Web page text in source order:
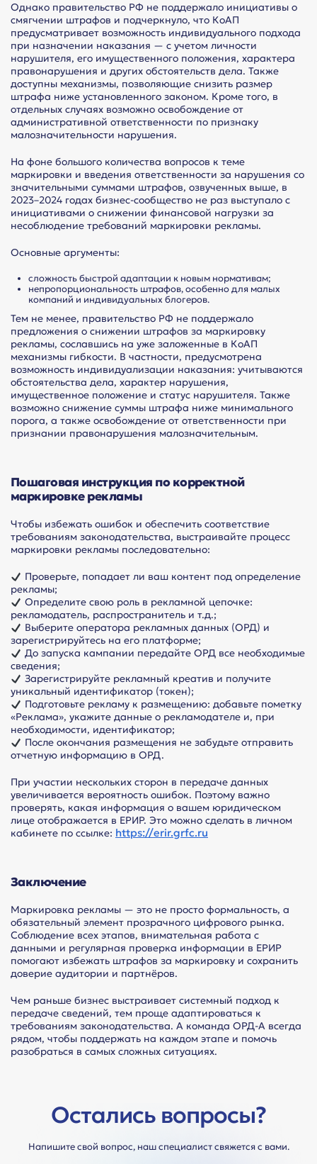
Однако правительство РФ не поддержало инициативы о
смягчении штрафов и подчеркнуло, что КоАП
предусматривает возможность индивидуального подхода
при назначении наказания — с учетом личности
нарушителя, его имущественного положения, характера
правонарушения и других обстоятельств дела. Также
доступны механизмы, позволяющие снизить размер
штрафа ниже установленного законом. Кроме того, в
отдельных случаях возможно освобождение от
административной ответственности по признаку
малозначительности нарушения.
На фоне большого количества вопросов к теме
маркировки и введения ответственности за нарушения со
значительными суммами штрафов, озвученных выше, в
2023–2024 годах бизнес-сообщество не раз выступало с
инициативами о снижении финансовой нагрузки за
несоблюдение требований маркировки рекламы.
Основные аргументы:
сложность быстрой адаптации к новым нормативам;
непропорциональность штрафов, особенно для малых
компаний и индивидуальных блогеров.
Тем не менее, правительство РФ не поддержало
предложения о снижении штрафов за маркировку
рекламы, сославшись на уже заложенные в КоАП
механизмы гибкости. В частности, предусмотрена
возможность индивидуализации наказания: учитываются
обстоятельства дела, характер нарушения,
имущественное положение и статус нарушителя. Также
возможно снижение суммы штрафа ниже минимального
порога, а также освобождение от ответственности при
признании правонарушения малозначительным.
Пошаговая инструкция по корректной
маркировке рекламы
Чтобы избежать ошибок и обеспечить соответствие
требованиям законодательства, выстраивайте процесс
маркировки рекламы последовательно:
Проверьте, попадает ли ваш контент под определение
рекламы;
Определите свою роль в рекламной цепочке:
рекламодатель, распространитель и т.д.;
Выберите оператора рекламных данных (ОРД) и
зарегистрируйтесь на его платформе;
До запуска кампании передайте ОРД все необходимые
сведения;
Зарегистрируйте рекламный креатив и получите
уникальный идентификатор (токен);
Подготовьте рекламу к размещению: добавьте пометку
«Реклама», укажите данные о рекламодателе и, при
необходимости, идентификатор;
После окончания размещения не забудьте отправить
отчетную информацию в ОРД.
При участии нескольких сторон в передаче данных
увеличивается вероятность ошибок. Поэтому важно
проверять, какая информация о вашем юридическом
лице отображается в ЕРИР. Это можно сделать в личном
кабинете по ссылке: https://erir.grfc.ru
Заключение
Маркировка рекламы — это не просто формальность, а
обязательный элемент прозрачного цифрового рынка.
Соблюдение всех этапов, внимательная работа с
данными и регулярная проверка информации в ЕРИР
помогают избежать штрафов за маркировку и сохранить
доверие аудитории и партнёров.
Чем раньше бизнес выстраивает системный подход к
передаче сведений, тем проще адаптироваться к
требованиям законодательства. А команда ОРД-А всегда
рядом, чтобы поддержать на каждом этапе и помочь
разобраться в самых сложных ситуациях.
Остались вопросы?
Напишите свой вопрос, наш специалист свяжется с вами.